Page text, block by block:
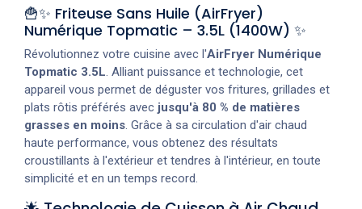
🍟✨ Friteuse Sans Huile (AirFryer)
Numérique Topmatic – 3.5L (1400W) ✨
Révolutionnez votre cuisine avec l'AirFryer Numérique
Topmatic 3.5L. Alliant puissance et technologie, cet
appareil vous permet de déguster vos fritures, grillades et
plats rôtis préférés avec jusqu'à 80 % de matières
grasses en moins. Grâce à sa circulation d'air chaud
haute performance, vous obtenez des résultats
croustillants à l'extérieur et tendres à l'intérieur, en toute
simplicité et en un temps record.